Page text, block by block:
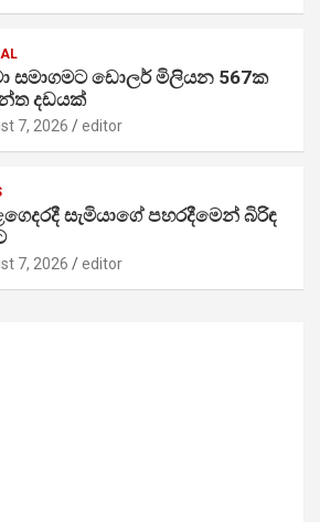
සමාගමට ඩොලර් මිලියන 567ක
දඩයක්
7, 2026 editor
සැමියාගේ පහරදීමෙන් බිරිඳ
7, 2026 editor